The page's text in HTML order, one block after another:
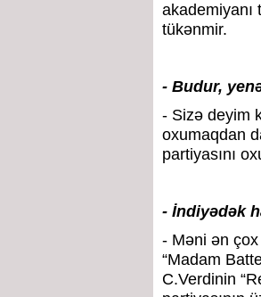
tükənmir.
- Budur,
- Sizə deyim
oxumaqdan
partiyasını
- İndiyədək
- Məni ən çox
“Madam
C.Verdinin